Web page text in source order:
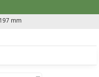
mm